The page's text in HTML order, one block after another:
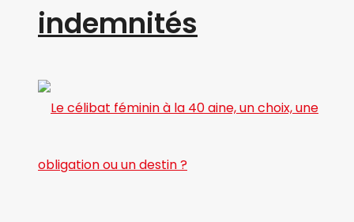
indemnités